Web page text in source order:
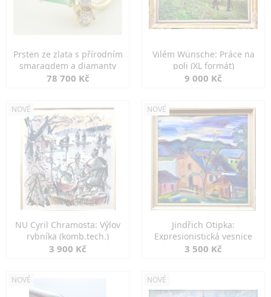
Prsten ze zlata s přírodním
smaragdem a diamanty
78 700 Kč
Vilém Wünsche: Práce na
poli (XL formát)
9 000 Kč
NOVÉ
NU Cyril Chramosta: Výlov
rybníka (komb.tech.)
3 900 Kč
NOVÉ
Jindřich Otipka:
Expresionistická vesnice
3 500 Kč
NOVÉ NOVÉ